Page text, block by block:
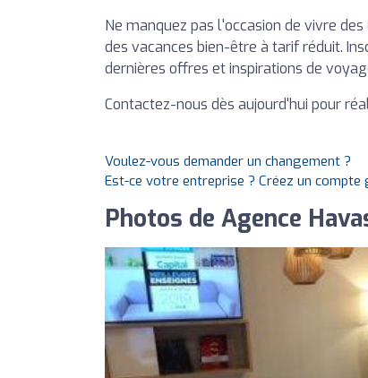
Ne manquez pas l'occasion de vivre
des vacances bien-être à tarif réduit.
dernières offres et inspirations de
Contactez-nous dès aujourd'hui pour
Voulez-vous demander un changement ?
Est-ce votre entreprise ? Créez un
Photos de Agence